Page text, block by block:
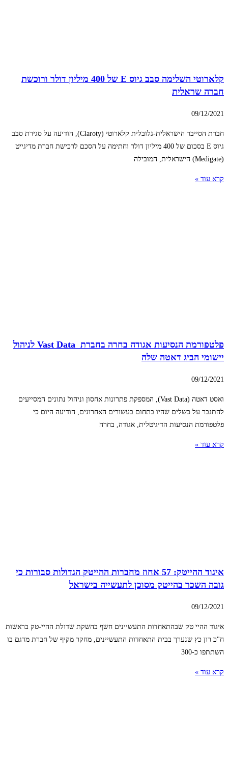
קלארוטי השלימה סבב גיוס E של 400 מיליון דולר ורוכשת
חברה שראלית
09/12/2021
חברת הסייבר הישראלית-גלובלית קלארוטי (Claroty), הודיעה על סגירת סבב
גיוס E בסכום של 400 מיליון דולר וחתימה על הסכם לרכישת חברת מדיגייט
(Medigate) הישראלית, המובילה
קרא עוד »
פלטפורמת הנסיעות אגודה בחרה בחברת Vast Data לניהול
יישומי הביג דאטה שלה
09/12/2021
ואסט דאטה (Vast Data), המספקת פתרונות אחסון וניהול נתונים המסייעים
להתגבר על כשלים שהיו בתחום בעשורים האחרונים, הודיעה היום כי
פלטפורמת הנסיעות הדיגיטלית, אגודה, בחרה
קרא עוד »
איגוד ההייטק: 57 אחוז מחברות ההייטק הגדולות סבורות כי
גובה השכר בהייטק מסוכן לתעשייה בישראל
09/12/2021
איגוד ההיי טק שבהתאחדות התעשיינים חשף בהשקת שדולת ההיי-טק בראשות
ח"כ רון כץ שנערך בבית התאחדות התעשיינים, מחקר מקיף של חברת מדגם בו
השתתפו כ-300
קרא עוד »